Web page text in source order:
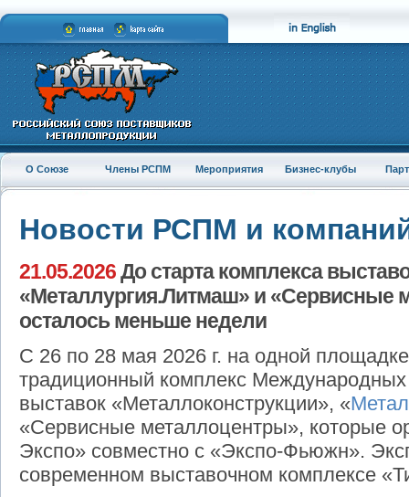
О Союзе Члены РСПМ Мероприятия Бизнес-клубы
Новости РСПМ и
21.05.2026До старта комплекса
«Металлургия.Литмаш» и «Сервисные
осталось меньше недели
С 26 по 28 мая 2026 г. на одной
традиционный комплекс
выставок «Металлоконструкции», «
«Сервисные металлоцентры», которые
Экспо» совместно с «Экспо-Фьюжн».
современном выставочном комплексе